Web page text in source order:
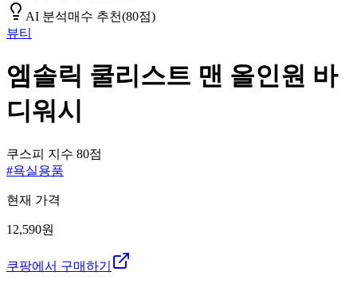
AI 분석매수 추천(80점)
뷰티
엠솔릭 쿨리스트 맨 올인원 바
디워시
쿠스피 지수 80점
#욕실용품
현재 가격
12,590원
쿠팡에서 구매하기